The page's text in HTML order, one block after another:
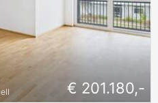
€ 201.180,-